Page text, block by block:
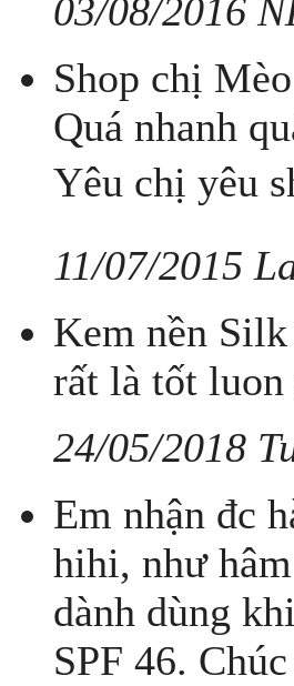
03/08/2016
Shop chị
Quá nhanh
Yêu chị yêu
11/07/2015
Kem nền
rất là tốt luon
24/05/2018
Em nhận đc
hihi, như
dành dùng
SPF 46.